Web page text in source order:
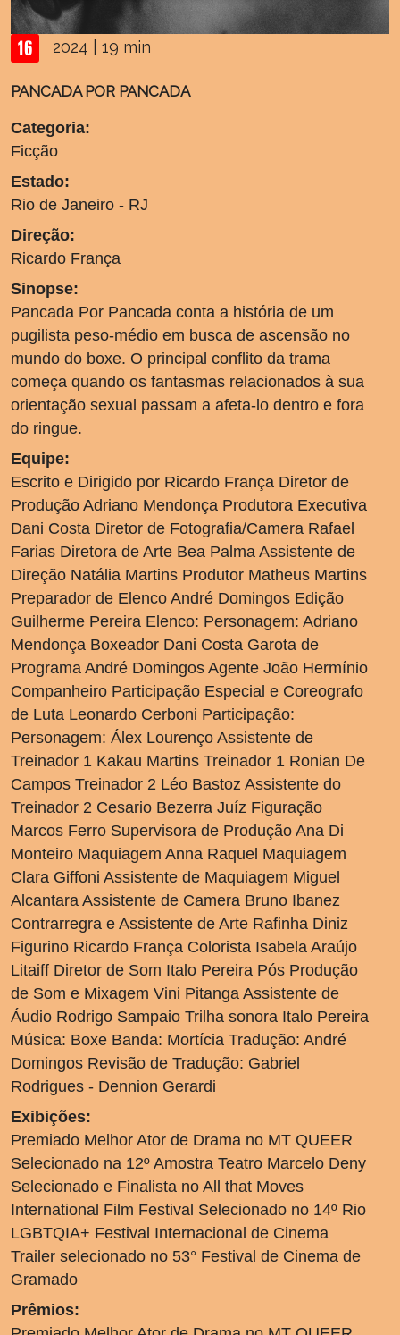
2024 | 19 min
PANCADA POR PANCADA
Categoria:
Ficção
Estado:
Rio de Janeiro - RJ
Direção:
Ricardo França
Sinopse:
Pancada Por Pancada conta a história de um
pugilista peso-médio em busca de ascensão no
mundo do boxe. O principal conflito da trama
começa quando os fantasmas relacionados à sua
orientação sexual passam a afeta-lo dentro e fora
do ringue.
Equipe:
Escrito e Dirigido por Ricardo França Diretor de
Produção Adriano Mendonça Produtora Executiva
Dani Costa Diretor de Fotografia/Camera Rafael
Farias Diretora de Arte Bea Palma Assistente de
Direção Natália Martins Produtor Matheus Martins
Preparador de Elenco André Domingos Edição
Guilherme Pereira Elenco: Personagem: Adriano
Mendonça Boxeador Dani Costa Garota de
Programa André Domingos Agente João Hermínio
Companheiro Participação Especial e Coreografo
de Luta Leonardo Cerboni Participação:
Personagem: Álex Lourenço Assistente de
Treinador 1 Kakau Martins Treinador 1 Ronian De
Campos Treinador 2 Léo Bastoz Assistente do
Treinador 2 Cesario Bezerra Juíz Figuração
Marcos Ferro Supervisora de Produção Ana Di
Monteiro Maquiagem Anna Raquel Maquiagem
Clara Giffoni Assistente de Maquiagem Miguel
Alcantara Assistente de Camera Bruno Ibanez
Contrarregra e Assistente de Arte Rafinha Diniz
Figurino Ricardo França Colorista Isabela Araújo
Litaiff Diretor de Som Italo Pereira Pós Produção
de Som e Mixagem Vini Pitanga Assistente de
Áudio Rodrigo Sampaio Trilha sonora Italo Pereira
Música: Boxe Banda: Mortícia Tradução: André
Domingos Revisão de Tradução: Gabriel
Rodrigues - Dennion Gerardi
Exibições:
Premiado Melhor Ator de Drama no MT QUEER
Selecionado na 12º Amostra Teatro Marcelo Deny
Selecionado e Finalista no All that Moves
International Film Festival Selecionado no 14º Rio
LGBTQIA+ Festival Internacional de Cinema
Trailer selecionado no 53° Festival de Cinema de
Gramado
Prêmios: